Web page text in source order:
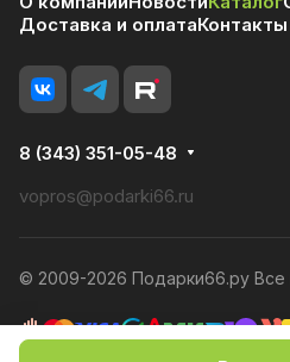
Доставка и оплатаКонтакты
8 (343) 351-05-48
vopros@podarki66.ru
© 2009-2026 Подарки66.ру